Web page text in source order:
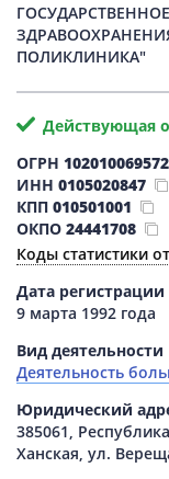
Долги
Налоги и
ПОЛИКЛИНИКА"
Действующая
ОГРН
ИНН 0105020847
КПП 010501001
ОКПО 24441708
Коды статистики
Дата регистрации
9 марта 1992 года
Вид деятельности
Деятельность
Юридический
385061,
Ханская, ул.